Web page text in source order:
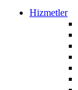
Hizmetler